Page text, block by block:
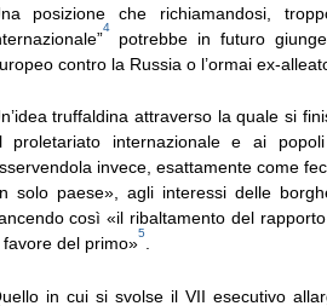
posizione che richiamandosi,
4
potrebbe in futuro
contro la Russia o l’ormai ex-
truffaldina attraverso la quale si
proletariato internazionale e ai
invece, esattamente come
solo paese», agli interessi delle
così «il ribaltamento del
favore del primo»
5
.
in cui si svolse il VII esecutivo